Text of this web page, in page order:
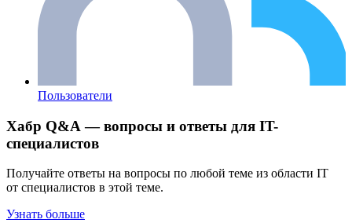
Пользователи
Хабр Q&A — вопросы и ответы для IT-
специалистов
Получайте ответы на вопросы по любой теме из области IT
от специалистов в этой теме.
Узнать больше